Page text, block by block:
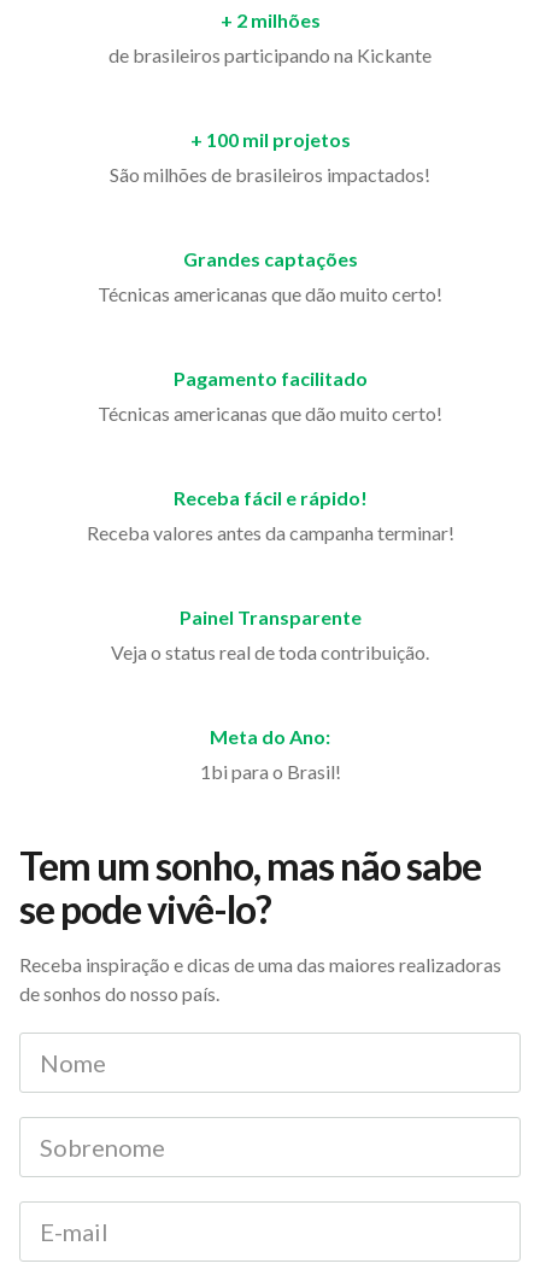
+ 2 milhões
de brasileiros participando na Kickante
+ 100 mil projetos
São milhões de brasileiros impactados!
Grandes captações
Técnicas americanas que dão muito certo!
Pagamento facilitado
Técnicas americanas que dão muito certo!
Receba fácil e rápido!
Receba valores antes da campanha terminar!
Painel Transparente
Veja o status real de toda contribuição.
Meta do Ano:
1bi para o Brasil!
Tem um sonho, mas não sabe
se pode vivê-lo?
Receba inspiração e dicas de uma das maiores realizadoras
de sonhos do nosso país.